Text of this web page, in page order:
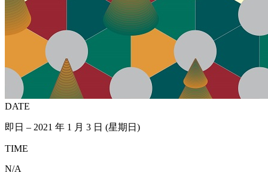
DATE
即日 – 2021 年 1 月 3 日 (星期日)
TIME
N/A